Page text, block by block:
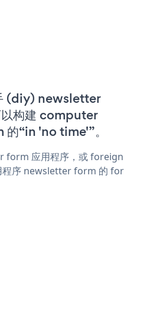
(diy) newsletter
构建 computer
“in 'no time'”。
form 应用程序，或 foreign
程序 newsletter form 的 for